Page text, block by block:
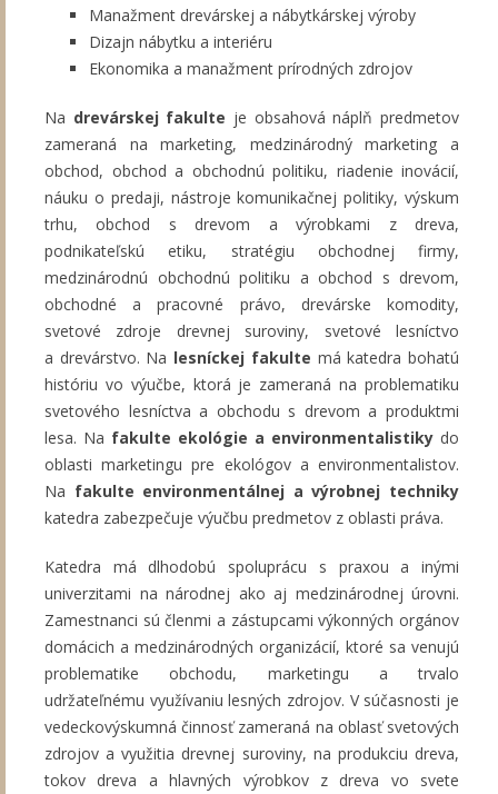
Manažment drevárskej a nábytkárskej výroby
Dizajn nábytku a interiéru
Ekonomika a manažment prírodných zdrojov
Na drevárskej fakulte je obsahová náplň predmetov
zameraná na marketing, medzinárodný marketing a
obchod, obchod a obchodnú politiku, riadenie inovácií,
náuku o predaji, nástroje komunikačnej politiky, výskum
trhu, obchod s drevom a výrobkami z dreva,
podnikateľskú etiku, stratégiu obchodnej firmy,
medzinárodnú obchodnú politiku a obchod s drevom,
obchodné a pracovné právo, drevárske komodity,
svetové zdroje drevnej suroviny, svetové lesníctvo
a drevárstvo. Na lesníckej fakulte má katedra bohatú
históriu vo výučbe, ktorá je zameraná na problematiku
svetového lesníctva a obchodu s drevom a produktmi
lesa. Na fakulte ekológie a environmentalistiky do
oblasti marketingu pre ekológov a environmentalistov.
Na fakulte environmentálnej a výrobnej techniky
katedra zabezpečuje výučbu predmetov z oblasti práva.
Katedra má dlhodobú spoluprácu s praxou a inými
univerzitami na národnej ako aj medzinárodnej úrovni.
Zamestnanci sú členmi a zástupcami výkonných orgánov
domácich a medzinárodných organizácií, ktoré sa venujú
problematike obchodu, marketingu a trvalo
udržateľnému využívaniu lesných zdrojov. V súčasnosti je
vedeckovýskumná činnosť zameraná na oblasť svetových
zdrojov a využitia drevnej suroviny, na produkciu dreva,
tokov dreva a hlavných výrobkov z dreva vo svete